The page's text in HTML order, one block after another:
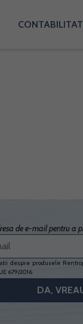
de e-mail pentru a
despre produsele
679/2016